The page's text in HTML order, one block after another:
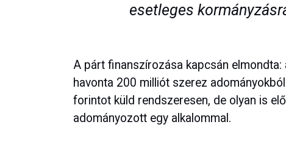
esetleges
A párt finanszírozása kapcsán
havonta 200 milliót szerez
forintot küld rendszeresen, de olyan is
adományozott egy alkalommal.